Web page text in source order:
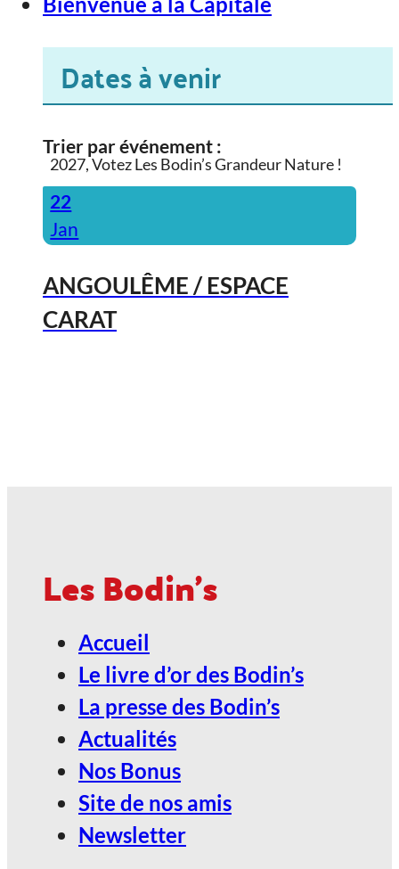
Dates à venir
Trier par événement :
2027, Votez Les Bodin’s Grandeur Nature !
22
Jan
ANGOULÊME / ESPACE
CARAT
Nature !
24
ANGOULÊME / ESPACE
CARAT
Les Bodin's
Accueil
Le livre d’or des Bodin’s
La presse des Bodin’s
Actualités
Nos Bonus
Site de nos amis
Newsletter